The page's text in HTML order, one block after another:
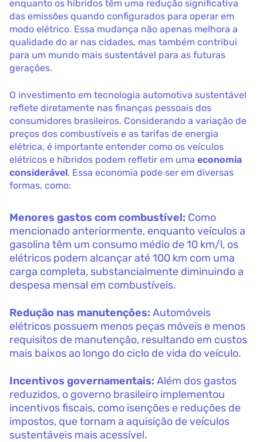
enquanto os híbridos têm uma redução significativa
das emissões quando configurados para operar em
modo elétrico. Essa mudança não apenas melhora a
qualidade do ar nas cidades, mas também contribui
para um mundo mais sustentável para as futuras
gerações.
O investimento em tecnologia automotiva sustentável
reflete diretamente nas finanças pessoais dos
consumidores brasileiros. Considerando a variação de
preços dos combustíveis e as tarifas de energia
elétrica, é importante entender como os veículos
elétricos e híbridos podem refletir em uma economia
considerável. Essa economia pode ser em diversas
formas, como:
Menores gastos com combustível: Como
mencionado anteriormente, enquanto veículos a
gasolina têm um consumo médio de 10 km/l, os
elétricos podem alcançar até 100 km com uma
carga completa, substancialmente diminuindo a
despesa mensal em combustíveis.
Redução nas manutenções: Automóveis
elétricos possuem menos peças móveis e menos
requisitos de manutenção, resultando em custos
mais baixos ao longo do ciclo de vida do veículo.
Incentivos governamentais: Além dos gastos
reduzidos, o governo brasileiro implementou
incentivos fiscais, como isenções e reduções de
impostos, que tornam a aquisição de veículos
sustentáveis mais acessível.